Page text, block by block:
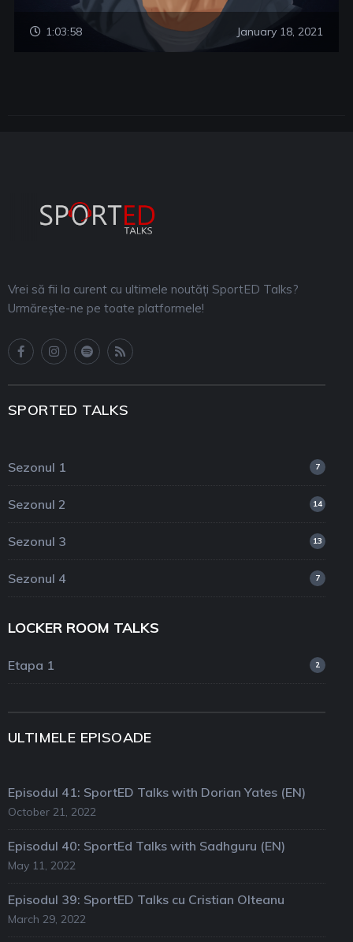
1:03:58 January 18, 2021
Vrei să fii la curent cu ultimele noutăți SportED Talks?
Urmărește-ne pe toate platformele!
SPORTED TALKS
Sezonul 1 7
Sezonul 2 14
Sezonul 3 13
Sezonul 4 7
LOCKER ROOM TALKS
Etapa 1 2
ULTIMELE EPISOADE
Episodul 41: SportED Talks with Dorian Yates (EN)
October 21, 2022
Episodul 40: SportEd Talks with Sadhguru (EN)
May 11, 2022
Episodul 39: SportED Talks cu Cristian Olteanu
March 29, 2022